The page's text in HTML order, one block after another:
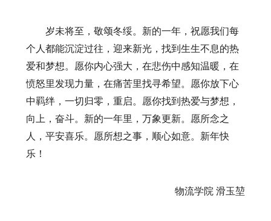
岁未将至，敬颂冬绥。新的一年，祝愿我们每
个人都能沉淀过往，迎来新光，找到生生不息的热
爱和梦想。愿你内心强大，在悲伤中感知温暖，在
愤怒里发现力量，在痛苦里找寻希望。愿你放下心
中羁绊，一切归零，重启。愿你找到热爱与梦想，
向上，奋斗。新的一年里，万象更新。愿所念之
人，平安喜乐。愿所想之事，顺心如意。新年快
乐！
物流学院 滑玉堃